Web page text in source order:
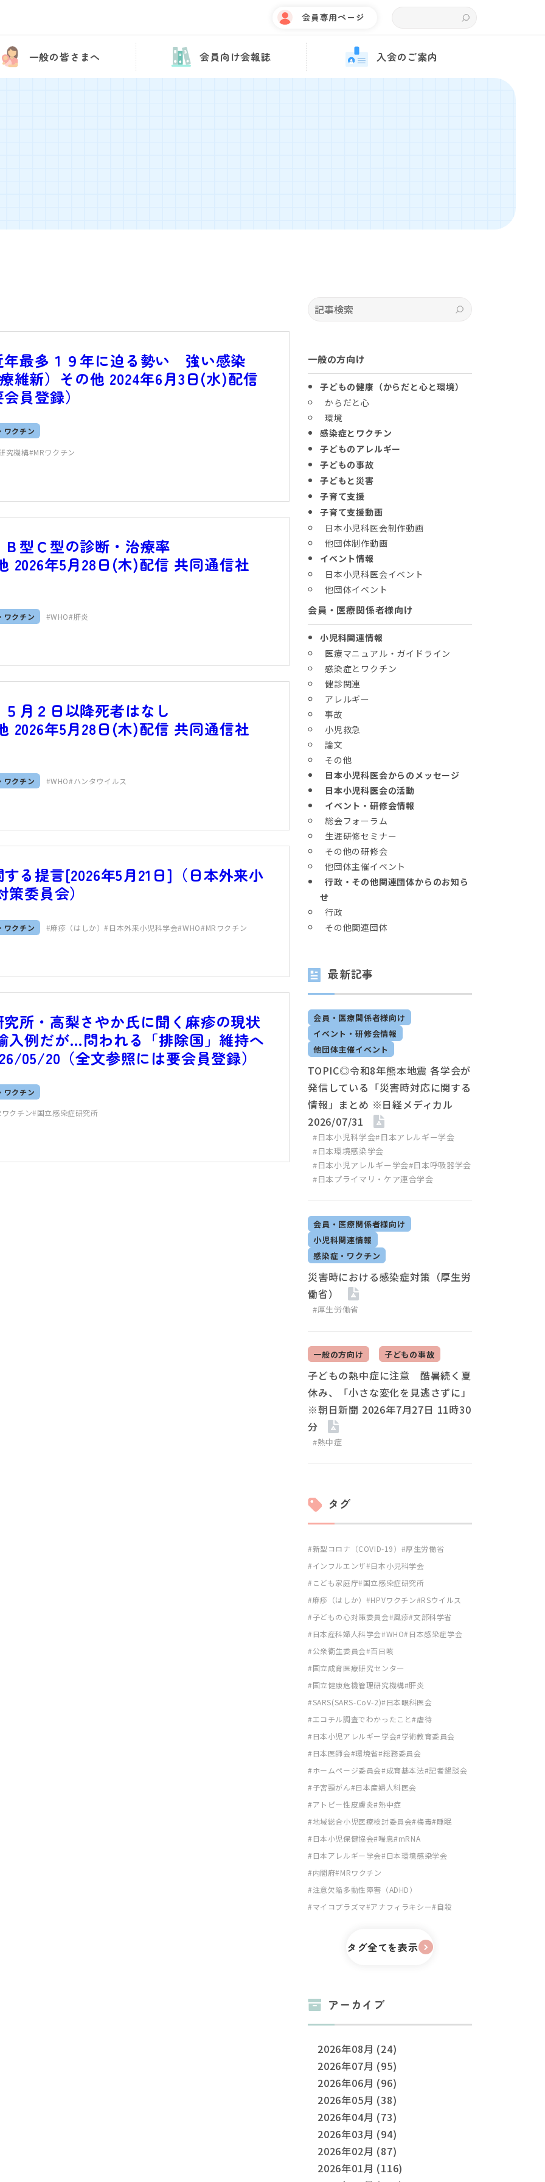
会員専用ページ
一般の皆さまへ 会員向け会報誌 入会のご案内
最多１９年に迫る勢い 強い感染
維新）その他 2024年6月3日(水)配信
員登録）
ワクチン
究機構 MRワクチン
型Ｃ型の診断・治療率
2026年5月28日(木)配信 共同通信社
ワクチン WHO 肝炎
月２日以降死者はなし
2026年5月28日(木)配信 共同通信社
ワクチン WHO ハンタウイルス
る提言[2026年5月21日]（日本外来小
委員会）
ワクチン 麻疹（はしか） 日本外来小児科学会 WHO MRワクチン
所・高梨さやか氏に聞く麻疹の現状
入例だが…問われる「排除国」維持へ
05/20（全文参照には要会員登録）
ワクチン
ワクチン 国立感染症研究所
記事検索
一般の方向け
子どもの健康（からだと心と環境）
からだと心
環境
感染症とワクチン
子どものアレルギー
子どもの事故
子どもと災害
子育て支援
子育て支援動画
日本小児科医会制作動画
他団体制作動画
イベント情報
日本小児科医会イベント
他団体イベント
会員・医療関係者様向け
小児科関連情報
医療マニュアル・ガイドライン
感染症とワクチン
健診関連
アレルギー
事故
小児救急
論文
その他
日本小児科医会からのメッセージ
日本小児科医会の活動
イベント・研修会情報
総会フォーラム
生涯研修セミナー
その他の研修会
他団体主催イベント
行政・その他関連団体からのお知ら
せ
行政
その他関連団体
最新記事
会員・医療関係者様向け
イベント・研修会情報
他団体主催イベント
#日本小児科学会#日本アレルギー学会
#日本環境感染学会
#日本小児アレルギー学会#日本呼吸器学会
#日本プライマリ・ケア連合学会
TOPIC◎令和8年熊本地震 各学会が
発信している「災害時対応に関する
情報」まとめ ※日経メディカル
2026/07/31
会員・医療関係者様向け
小児科関連情報
感染症・ワクチン
#厚生労働省
災害時における感染症対策（厚生労
働省）
一般の方向け 子どもの事故
#熱中症
子どもの熱中症に注意 酷暑続く夏
休み、「小さな変化を見逃さずに」
※朝日新聞 2026年7月27日 11時30
分
タグ
新型コロナ（COVID-19）
厚生労働省
インフルエンザ
日本小児科学会
こども家庭庁 国立感染症研究所
麻疹（はしか）
HPVワクチン RSウイルス
子どもの心対策委員会 風疹 文部科学省
日本産科婦人科学会 WHO 日本感染症学会
公衆衛生委員会 百日咳
国立成育医療研究センタ―
国立健康危機管理研究機構 肝炎
SARS(SARS-CoV-2) 日本眼科医会
エコチル調査でわかったこと 虐待
日本小児アレルギー学会 学術教育委員会
日本医師会 環境省 総務委員会
ホームページ委員会 成育基本法 記者懇談会
子宮頸がん
日本産婦人科医会
アトピー性皮膚炎 熱中症
地域総合小児医療検討委員会 梅毒 睡眠
日本小児保健協会 喘息 mRNA
日本アレルギー学会 日本環境感染学会
内閣府 MRワクチン
注意欠陥多動性障害（ADHD）
マイコプラズマ アナフィラキシー 自殺
タグ全てを表示
アーカイブ
2026年08月 (24)
2026年07月 (95)
2026年06月 (96)
2026年05月 (38)
2026年04月 (73)
2026年03月 (94)
2026年02月 (87)
2026年01月 (116)